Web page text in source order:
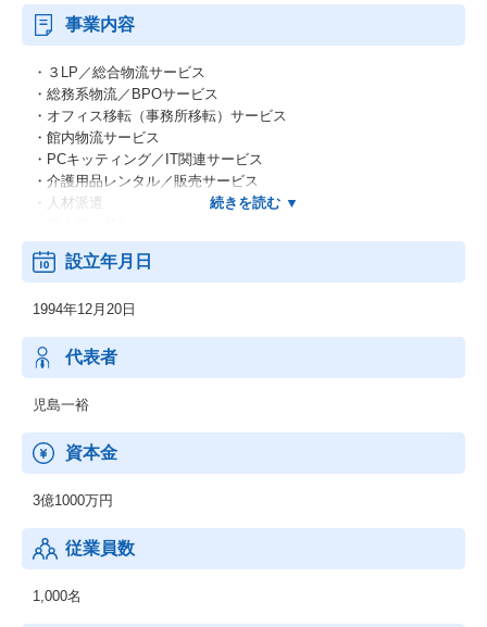
事業内容
・３LP／総合物流サービス
・総務系物流／BPOサービス
・オフィス移転（事務所移転）サービス
・館内物流サービス
・PCキッティング／IT関連サービス
・介護用品レンタル／販売サービス
・人材派遣
・駐車場運営
設立年月日
1994年12月20日
代表者
児島一裕
資本金
3億1000万円
従業員数
1,000名